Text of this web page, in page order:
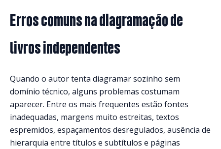
Erros comuns na diagramação de
livros independentes
Quando o autor tenta diagramar sozinho sem
domínio técnico, alguns problemas costumam
aparecer. Entre os mais frequentes estão fontes
inadequadas, margens muito estreitas, textos
espremidos, espaçamentos desregulados, ausência de
hierarquia entre títulos e subtítulos e páginas